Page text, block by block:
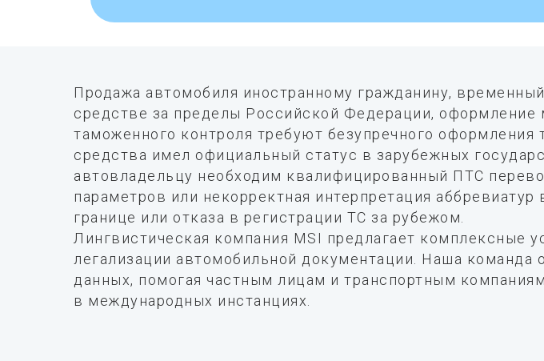
Продажа автомобиля иностранному гражданину,
средстве за пределы Российской Федерации, оформление
таможенного контроля требуют безупречного оформления
средства имел официальный статус в зарубежных
автовладельцу необходим квалифицированный ПТС
параметров или некорректная интерпретация
границе или отказа в регистрации ТС за рубежом.
Лингвистическая компания MSI предлагает комплексные
легализации автомобильной документации. Наша команда
данных, помогая частным лицам и транспортным
в международных инстанциях.